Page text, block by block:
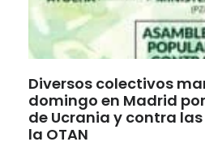
Diversos colectivos
domingo en Madrid
de Ucrania y contra
la OTAN